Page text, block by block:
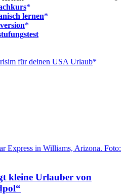
lernen
kleine Urlauber von